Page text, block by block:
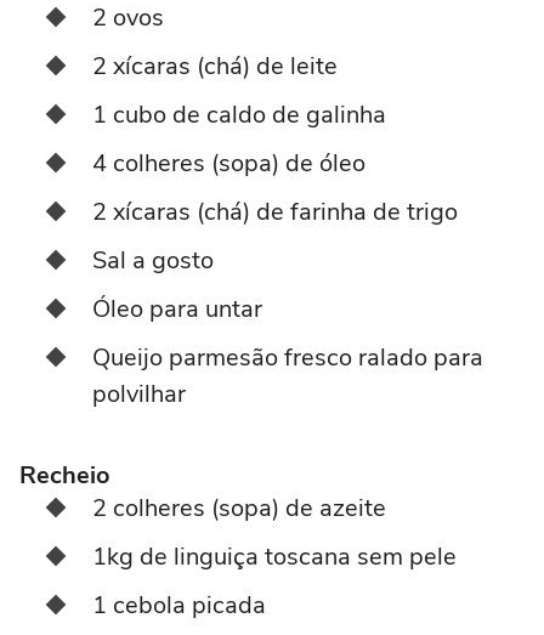
2 ovos
2 xícaras (chá) de leite
1 cubo de caldo de galinha
4 colheres (sopa) de óleo
2 xícaras (chá) de farinha de trigo
Sal a gosto
Óleo para untar
Queijo parmesão fresco ralado para
polvilhar
Recheio
2 colheres (sopa) de azeite
1kg de linguiça toscana sem pele
1 cebola picada